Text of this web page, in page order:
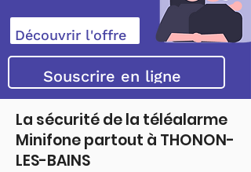
Découvrir l'offre
Souscrire en ligne
La sécurité de la téléalarme
Minifone partout à THONON-
LES-BAINS